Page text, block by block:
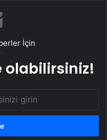
İçin
olabilirsiniz!